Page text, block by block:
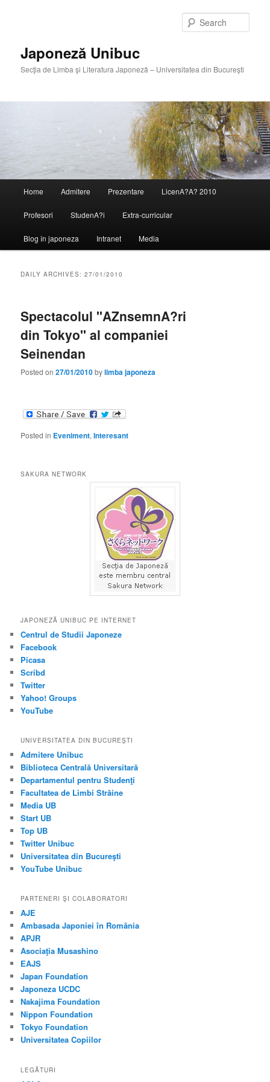
Japoneză Unibuc
Secţia de Limba şi Literatura Japoneză – Universitatea din Bucureşti
Home Admitere Prezentare LicenA?A? 2010
Profesori StudenA?i Extra-curricular
Blog în japoneza Intranet Media
DAILY ARCHIVES:27/01/2010
Spectacolul "AZnsemnA?ri
din Tokyo" al companiei
Seinendan
Posted on27/01/2010bylimba japoneza
Posted in Eveniment,Interesant
SAKURA NETWORK
JAPONEZĂ UNIBUC PE INTERNET
Centrul de Studii Japoneze
Facebook
Picasa
Scribd
Twitter
Yahoo! Groups
YouTube
UNIVERSITATEA DIN BUCUREŞTI
Admitere Unibuc
Biblioteca Centrală Universitară
Departamentul pentru Studenţi
Facultatea de Limbi Străine
Media UB
Start UB
Top UB
Twitter Unibuc
Universitatea din Bucureşti
YouTube Unibuc
PARTENERI ŞI COLABORATORI
AJE
Ambasada Japoniei în România
APJR
Asociaţia Musashino
EAJS
Japan Foundation
Japoneza UCDC
Nakajima Foundation
Nippon Foundation
Tokyo Foundation
Universitatea Copiilor
LEGĂTURI